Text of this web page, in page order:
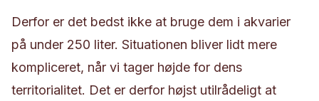
Derfor er det bedst ikke at bruge dem i akvarier
på under 250 liter. Situationen bliver lidt mere
kompliceret, når vi tager højde for dens
territorialitet. Det er derfor højst utilrådeligt at